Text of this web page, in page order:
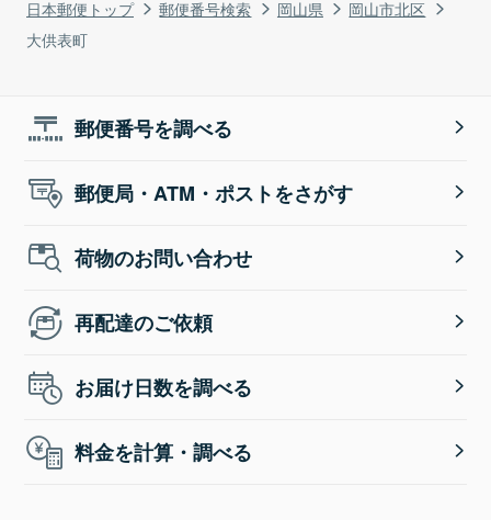
日本郵便トップ 郵便番号検索 岡山県
岡山市北区
大供表町
郵便番号を調べる
郵便局・ATM・ポストをさがす
荷物のお問い合わせ
再配達のご依頼
お届け日数を調べる
料金を計算・調べる